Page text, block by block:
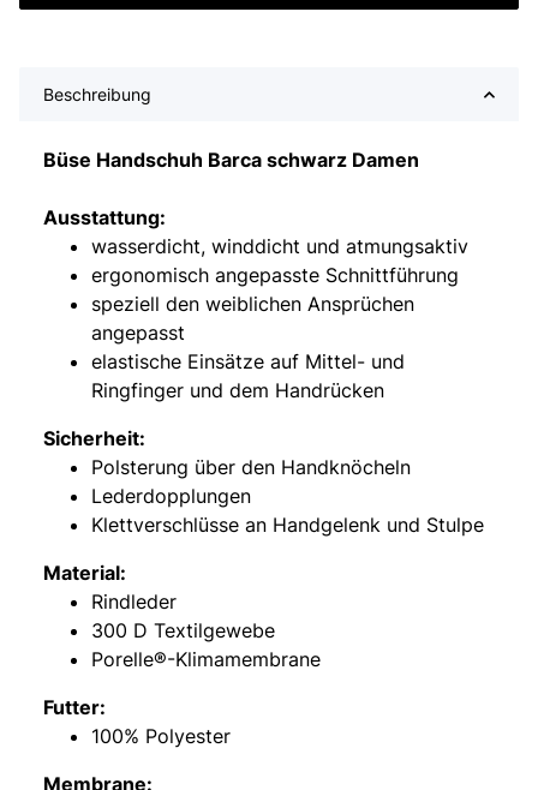
Beschreibung
Büse Handschuh Barca schwarz Damen
Ausstattung:
wasserdicht, winddicht und atmungsaktiv
ergonomisch angepasste Schnittführung
speziell den weiblichen Ansprüchen
angepasst
elastische Einsätze auf Mittel- und
Ringfinger und dem Handrücken
Sicherheit:
Polsterung über den Handknöcheln
Lederdopplungen
Klettverschlüsse an Handgelenk und Stulpe
Material:
Rindleder
300 D Textilgewebe
Porelle®-Klimamembrane
Futter:
100% Polyester
Membrane: